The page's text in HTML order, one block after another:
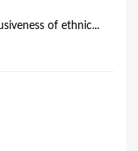
of ethnic...